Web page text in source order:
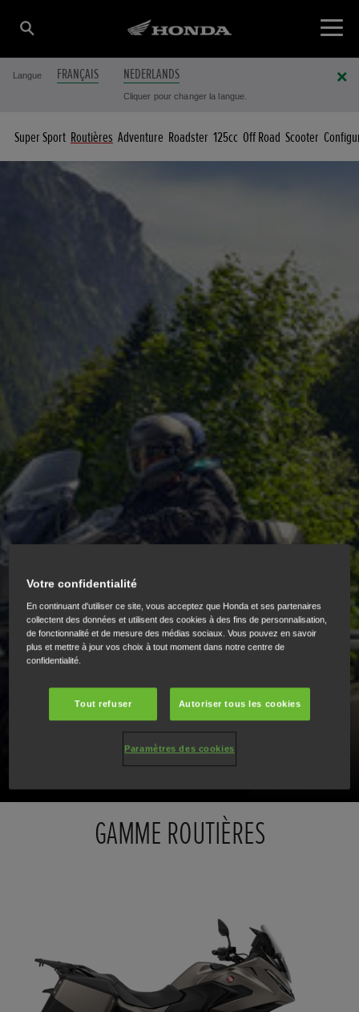
Langue FRANÇAIS NEDERLANDS
Cliquer pour changer la langue.
Super Sport Routières Adventure Roadster 125cc Off Road Scooter
ROUTIÈRES
Ouvrez le champ des possibles
GAMME ROUTIÈRES
Votre confidentialité
En continuant d'utiliser ce site, vous acceptez que Honda et ses partenaires
collectent des données et utilisent des cookies à des fins de personnalisation,
de fonctionnalité et de mesure des médias sociaux. Vous pouvez en savoir
plus et mettre à jour vos choix à tout moment dans notre centre de
confidentialité.
Tout refuser Autoriser tous les cookies
Paramètres des cookies